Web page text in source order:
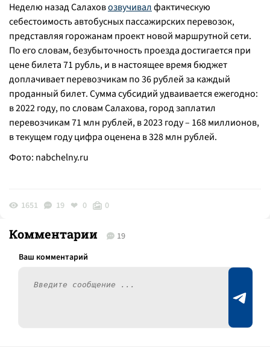
Неделю назад Салаховозвучивалфактическую
себестоимость автобусных пассажирских перевозок,
представляя горожанам проект новой маршрутной сети.
По его словам, безубыточность проезда достигается при
цене билета 71 рубль, и в настоящее время бюджет
доплачивает перевозчикам по 36 рублей за каждый
проданный билет. Сумма субсидий удваивается ежегодно:
в 2022 году, по словам Салахова, город заплатил
перевозчикам 71 млн рублей, в 2023 году – 168 миллионов,
в текущем году цифра оценена в 328 млн рублей.
Фото: nabchelny.ru
1651 19 0 0
Комментарии 19